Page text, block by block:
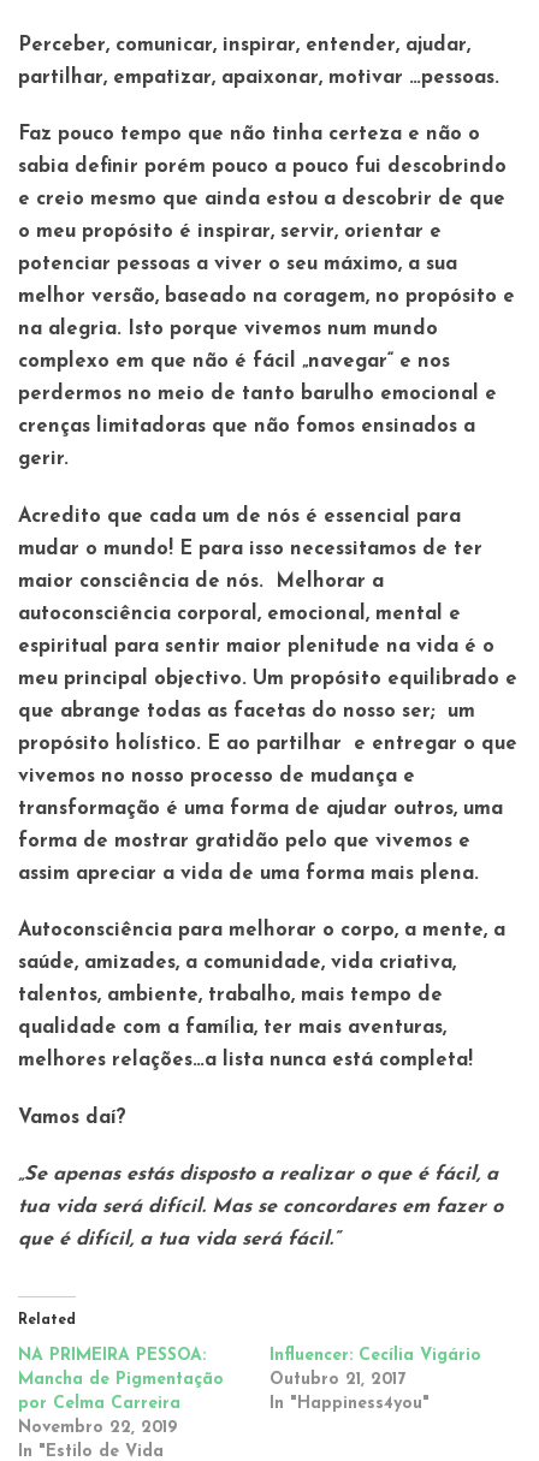
Perceber, comunicar, inspirar, entender, ajudar,
partilhar, empatizar, apaixonar, motivar …pessoas.
Faz pouco tempo que não tinha certeza e não o
sabia definir porém pouco a pouco fui descobrindo
e creio mesmo que ainda estou a descobrir de que
o meu propósito é inspirar, servir, orientar e
potenciar pessoas a viver o seu máximo, a sua
melhor versão, baseado na coragem, no propósito e
na alegria. Isto porque vivemos num mundo
complexo em que não é fácil „navegar“ e nos
perdermos no meio de tanto barulho emocional e
crenças limitadoras que não fomos ensinados a
gerir.
Acredito que cada um de nós é essencial para
mudar o mundo! E para isso necessitamos de ter
maior consciência de nós. Melhorar a
autoconsciência corporal, emocional, mental e
espiritual para sentir maior plenitude na vida é o
meu principal objectivo. Um propósito equilibrado e
que abrange todas as facetas do nosso ser; um
propósito holístico. E ao partilhar e entregar o que
vivemos no nosso processo de mudança e
transformação é uma forma de ajudar outros, uma
forma de mostrar gratidão pelo que vivemos e
assim apreciar a vida de uma forma mais plena.
Autoconsciência para melhorar o corpo, a mente, a
saúde, amizades, a comunidade, vida criativa,
talentos, ambiente, trabalho, mais tempo de
qualidade com a família, ter mais aventuras,
melhores relações…a lista nunca está completa!
Vamos daí?
„Se apenas estás disposto a realizar o que é fácil, a
tua vida será difícil. Mas se concordares em fazer o
que é difícil, a tua vida será fácil.“
Related
NA PRIMEIRA PESSOA:
Mancha de Pigmentação
por Celma Carreira
Novembro 22, 2019
In "Estilo de Vida
Influencer: Cecília Vigário
Outubro 21, 2017
In "Happiness4you"